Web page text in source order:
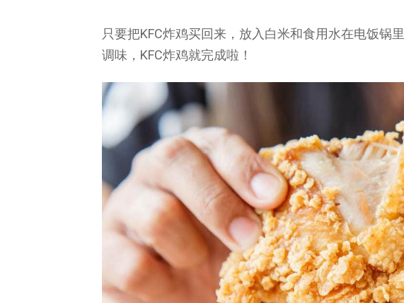
只要把KFC炸鸡买回来，放入白米和食用水在电饭锅
调味，KFC炸鸡就完成啦！